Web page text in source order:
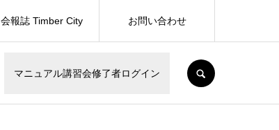
マニュアル講習会修了者ログイン
会報誌 Timber City お問い合わせ